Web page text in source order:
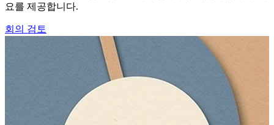
요를 제공합니다.
회의 검토